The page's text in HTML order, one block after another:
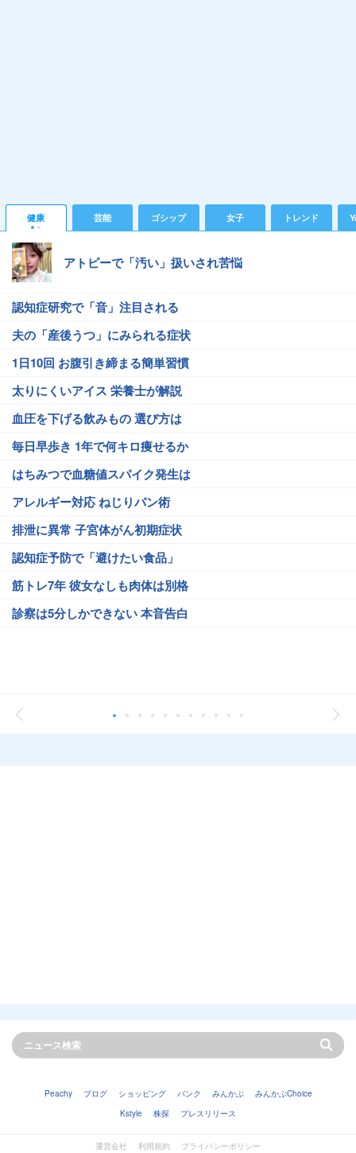
健康 芸能 ゴシップ 女子 トレンド
アトピーで「汚い」扱いされ苦悩
認知症研究で「音」注目される
夫の「産後うつ」にみられる症状
1日10回 お腹引き締まる簡単習慣
太りにくいアイス 栄養士が解説
血圧を下げる飲みもの 選び方は
毎日早歩き 1年で何キロ痩せるか
はちみつで血糖値スパイク発生は
アレルギー対応 ねじりパン術
排泄に異常 子宮体がん初期症状
認知症予防で「避けたい食品」
筋トレ7年 彼女なしも肉体は別格
診察は5分しかできない 本音告白
Peachy ブログ ショッピング バンク みんかぶ
みんかぶChoice
Kstyle
株探 プレスリリース
運営会社 利用規約 プライバシーポリシー